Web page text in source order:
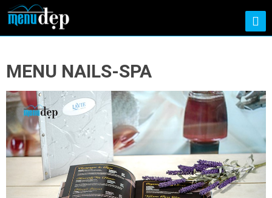
MENU NAILS-SPA